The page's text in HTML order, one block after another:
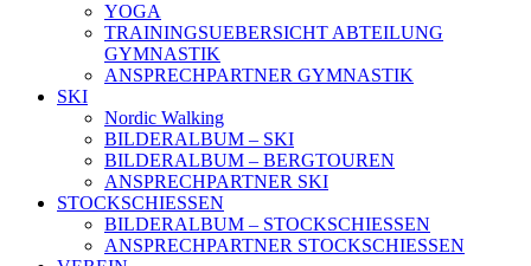
YOGA
TRAININGSUEBERSICHT ABTEILUNG
GYMNASTIK
ANSPRECHPARTNER GYMNASTIK
SKI
Nordic Walking
BILDERALBUM – SKI
BILDERALBUM – BERGTOUREN
ANSPRECHPARTNER SKI
STOCKSCHIESSEN
BILDERALBUM – STOCKSCHIESSEN
ANSPRECHPARTNER STOCKSCHIESSEN